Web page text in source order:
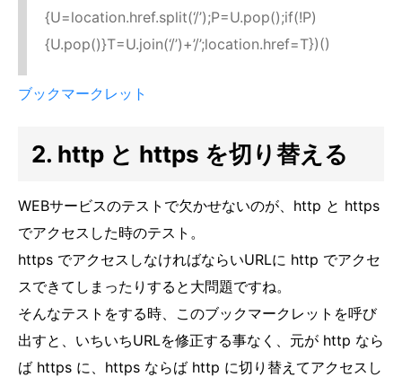
{U=location.href.split(‘/’);P=U.pop();if(!P)
{U.pop()}T=U.join(‘/’)+’/’;location.href=T})()
ブックマークレット
2. http と https を切り替える
WEBサービスのテストで欠かせないのが、http と https
でアクセスした時のテスト。
https でアクセスしなければならいURLに http でアクセ
スできてしまったりすると大問題ですね。
そんなテストをする時、このブックマークレットを呼び
出すと、いちいちURLを修正する事なく、元が http なら
ば https に、https ならば http に切り替えてアクセスし